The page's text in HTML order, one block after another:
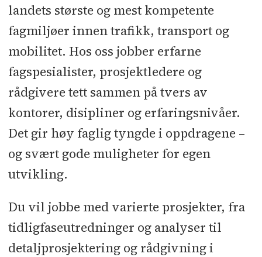
landets største og mest kompetente
fagmiljøer innen trafikk, transport og
mobilitet. Hos oss jobber erfarne
fagspesialister, prosjektledere og
rådgivere tett sammen på tvers av
kontorer, disipliner og erfaringsnivåer.
Det gir høy faglig tyngde i oppdragene –
og svært gode muligheter for egen
utvikling.
Du vil jobbe med varierte prosjekter, fra
tidligfaseutredninger og analyser til
detaljprosjektering og rådgivning i